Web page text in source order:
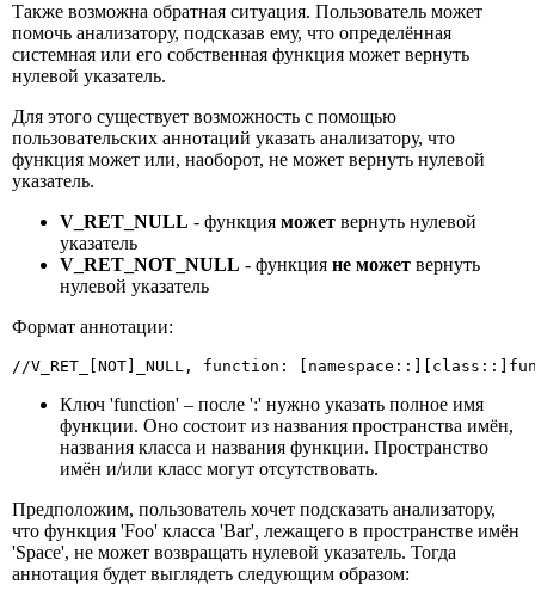
Также возможна обратная ситуация. Пользователь может
помочь анализатору, подсказав ему, что определённая
системная или его собственная функция может вернуть
нулевой указатель.
Для этого существует возможность с помощью
пользовательских аннотаций указать анализатору, что
функция может или, наоборот, не может вернуть нулевой
указатель.
V_RET_NULL - функция может вернуть нулевой
указатель
V_RET_NOT_NULL - функция не может вернуть
нулевой указатель
Формат аннотации:
//V_RET_[NOT]_NULL, function:
Ключ 'function' – после ':' нужно указать полное имя
функции. Оно состоит из названия пространства имён,
названия класса и названия функции. Пространство
имён и/или класс могут отсутствовать.
Предположим, пользователь хочет подсказать анализатору,
что функция 'Foo' класса 'Bar', лежащего в пространстве имён
'Space', не может возвращать нулевой указатель. Тогда
аннотация будет выглядеть следующим образом: